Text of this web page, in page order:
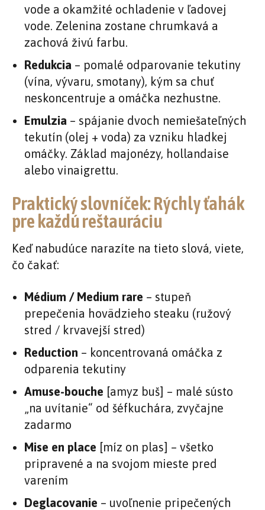
vode a okamžité ochladenie v ľadovej
vode. Zelenina zostane chrumkavá a
zachová živú farbu.
Redukcia – pomalé odparovanie tekutiny
(vína, vývaru, smotany), kým sa chuť
neskoncentruje a omáčka nezhustne.
Emulzia – spájanie dvoch nemiešateľných
tekutín (olej + voda) za vzniku hladkej
omáčky. Základ majonézy, hollandaise
alebo vinaigrettu.
Praktický slovníček: Rýchly ťahák
pre každú reštauráciu
Keď nabudúce narazíte na tieto slová, viete,
čo čakať:
Médium / Medium rare – stupeň
prepečenia hovädzieho steaku (ružový
stred / krvavejší stred)
Reduction – koncentrovaná omáčka z
odparenia tekutiny
Amuse-bouche [amyz buš] – malé sústo
„na uvítanie“ od šéfkuchára, zvyčajne
zadarmo
Mise en place [míz on plas] – všetko
pripravené a na svojom mieste pred
varením
Deglacovanie – uvoľnenie pripečených